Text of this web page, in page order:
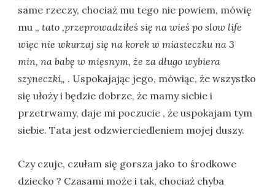
same rzeczy, chociaż mu tego nie powiem, mówię
mu „tato ,przeprowadziłeś się na wieś po slow life
więc nie wkurzaj się na korek w miasteczku na 3
min, na babę w mięsnym, że za długo wybiera
szyneczki„ . Uspokajając jego, mówiąc, że wszystko
się ułoży i będzie dobrze, że mamy siebie i
przetrwamy, daje mi poczucie , że uspokajam tym
siebie. Tata jest odzwierciedleniem mojej duszy.
Czy czuje, czułam się gorsza jako to środkowe
dziecko ? Czasami może i tak, chociaż chyba